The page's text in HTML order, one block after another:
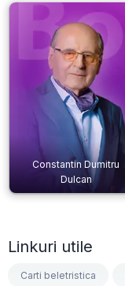
Constantin Dumitru
Dulcan
Linkuri utile
Carti beletristica